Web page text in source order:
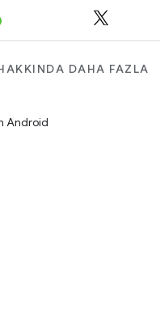
DAHA FAZLA
Android